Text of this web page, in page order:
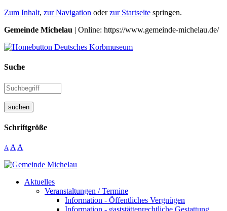
Zum Inhalt, zur Navigation oderzur Startseite springen.
Gemeinde Michelau | Online: https://www.gemeinde-michelau.de/
Suche
suchen
Schriftgröße
A A A
Aktuelles
Veranstaltungen / Termine
Information - Öffentliches Vergnügen
Information - gaststättenrechtliche Gestattung